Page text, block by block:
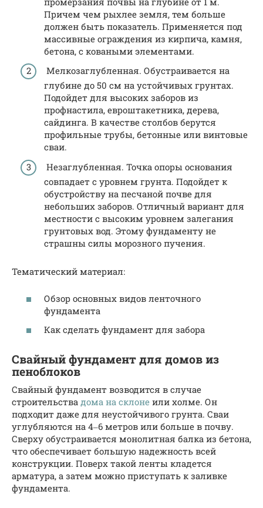
Причем чем рыхлее земля, тем больше
должен быть показатель. Применяется под
массивные ограждения из кирпича, камня,
бетона, с коваными элементами.
Мелкозаглубленная. Обустраивается на
глубине до 50 см на устойчивых грунтах.
Подойдет для высоких заборов из
профнастила, евроштакетника, дерева,
сайдинга. В качестве столбов берутся
профильные трубы, бетонные или винтовые
сваи.
Незаглубленная. Точка опоры основания
совпадает с уровнем грунта. Подойдет к
обустройству на песчаной почве для
небольших заборов. Отличный вариант для
местности с высоким уровнем залегания
грунтовых вод. Этому фундаменту не
страшны силы морозного пучения.
Тематический материал:
Обзор основных видов ленточного
фундамента
Как сделать фундамент для забора
Свайный фундамент для домов из
пеноблоков
Свайный фундамент возводится в случае
строительства дома на склоне или холме. Он
подходит даже для неустойчивого грунта. Сваи
углубляются на 4‒6 метров или больше в почву.
Сверху обустраивается монолитная балка из бетона,
что обеспечивает большую надежность всей
конструкции. Поверх такой ленты кладется
арматура, а затем можно приступать к заливке
фундамента.